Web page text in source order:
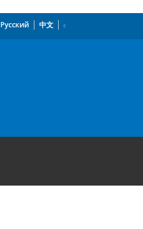
Русский 中文